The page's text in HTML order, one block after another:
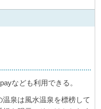
なども利用できる。
温泉は風水温泉を標榜して